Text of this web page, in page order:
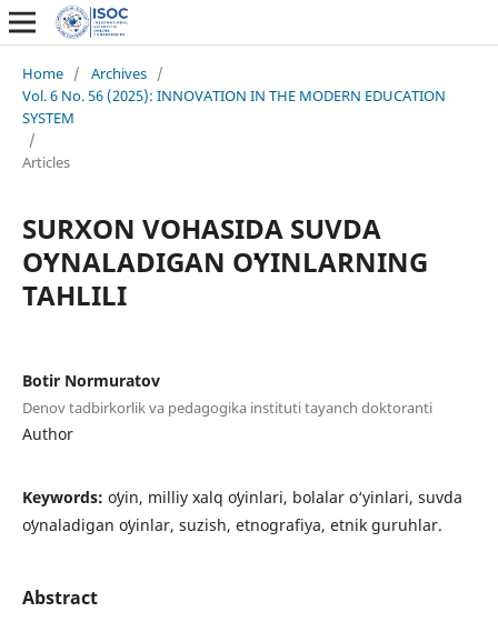
Home / Archives /
Vol. 6 No. 56 (2025): INNOVATION IN THE MODERN EDUCATION
SYSTEM
/
Articles
SURXON VOHASIDA SUVDA
OʻYNALADIGAN OʻYINLARNING
TAHLILI
Botir Normuratov
Denov tadbirkorlik va pedagogika instituti tayanch doktoranti
Author
Keywords: oʻyin, milliy xalq oʻyinlari, bolalar o‘yinlari, suvda
oʻynaladigan oʻyinlar, suzish, etnografiya, etnik guruhlar.
Abstract